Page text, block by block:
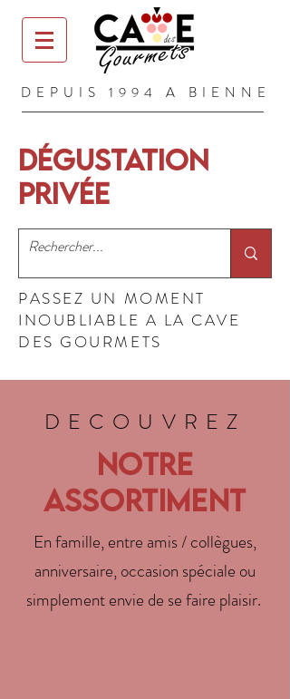
DEPUIS 1994 A BIENNE
Dégustation
privée
PASSEZ UN MOMENT
INOUBLIABLE A LA CAVE
DES GOURMETS
DECOUVREZ
Notre
ASSORTIMENT
En famille, entre amis / collègues,
anniversaire, occasion spéciale ou
simplement envie de se faire plaisir.